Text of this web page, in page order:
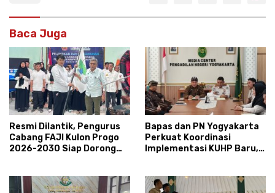
Baca Juga
Resmi Dilantik, Pengurus
Cabang FAJI Kulon Progo
2026-2030 Siap Dorong
Bapas dan PN Yogyakarta
Perkuat Koordinasi
Implementasi KUHP Baru,